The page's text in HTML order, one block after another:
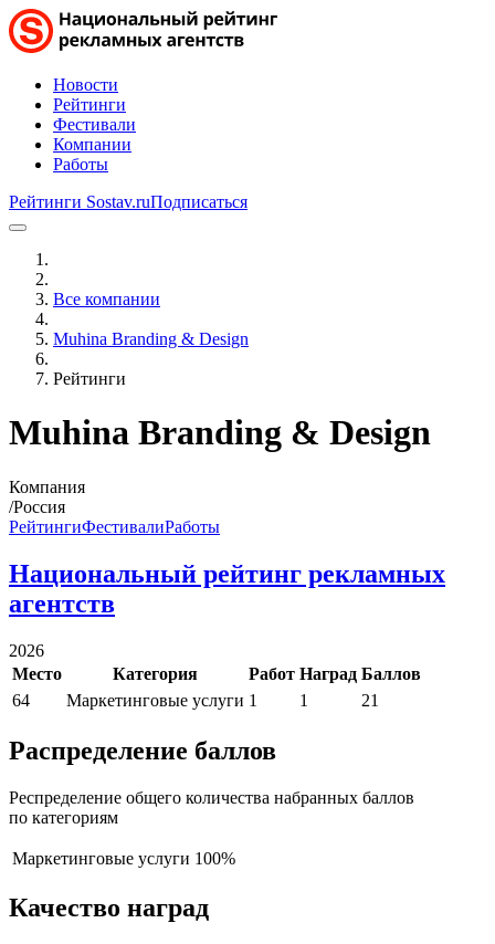
Новости
Рейтинги
Фестивали
Компании
Работы
Рейтинги Sostav.ruПодписаться
Все компании
Muhina Branding & Design
Рейтинги
Muhina Branding & Design
Компания
/Россия
РейтингиФестивалиРаботы
Национальный рейтинг рекламных
агентств
2026
Место
Категория Работ Наград Баллов
64
Маркетинговые услуги 1 1 21
Распределение баллов
Респределение общего количества набранных баллов
по категориям
Маркетинговые услуги 100%
Качество наград